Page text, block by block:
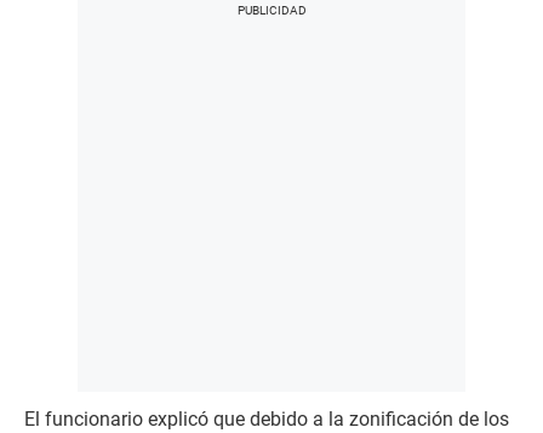
El funcionario explicó que debido a la zonificación de los